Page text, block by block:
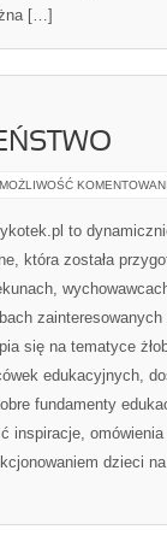
[…]
MOŻLIWOŚĆ
to
która została
się na tematyce
edukacyjnych,
fundamenty
inspiracje,
dzieci